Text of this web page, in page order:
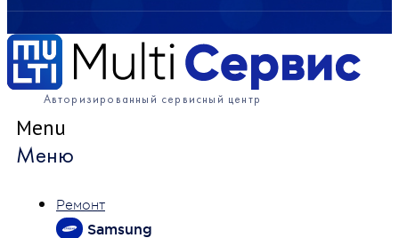
Авторизированный сервисный центр
Menu
Меню
Ремонт
Samsung